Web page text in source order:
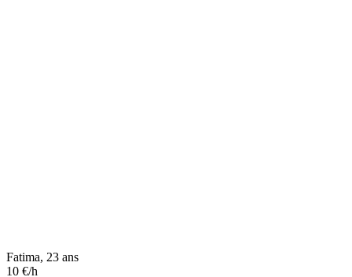
Fatima, 23 ans
10 €/h